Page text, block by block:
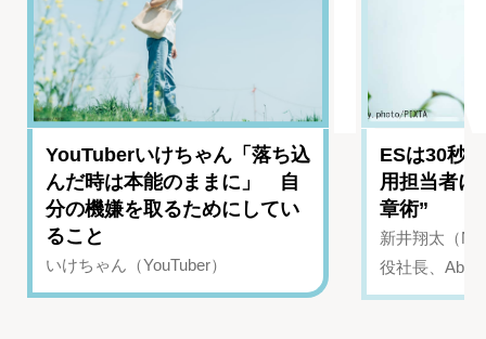
YouTuberいけちゃん「落ち込
んだ時は本能のままに」 自
分の機嫌を取るためにしてい
ること
いけちゃん（YouTuber）
ESは30秒
用担当者に
章術”
新井翔太（
役社長、